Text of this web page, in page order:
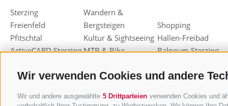
Wir verwenden Cookies und andere
Wir und andere ausgewählte 5 Drittparteien verwenden Cookies und
Sterzing
Freienfeld
Pfitschtal
ActiveCARD Sterzing
Weihnachtsmarkt
Knödelfest Sterzing
Wandern &
Bergsteigen
Kultur & Sightseeing
MTB & Bike
Freizeit & Sport
Rodeln
Shopping
Hallen-Freibad
Balneum Sterzing
Almen & Hütten
Sterzinger Joghurt